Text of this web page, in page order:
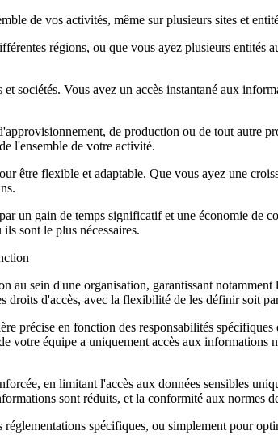
de vos activités, même sur plusieurs sites et
régions, ou que vous ayez plusieurs
sociétés. Vous avez un accès instantané aux
de production ou de tout autre
l'ensemble de votre activité.
être flexible et adaptable. Que vous ayez une
un gain de temps significatif et une économie de
sont le plus nécessaires.
au sein d'une organisation, garantissant
d'accès, avec la flexibilité de les définir soit
précise en fonction des responsabilités
votre équipe a uniquement accès aux
en limitant l'accès aux données sensibles
sont réduits, et la conformité aux normes
spécifiques, ou simplement pour